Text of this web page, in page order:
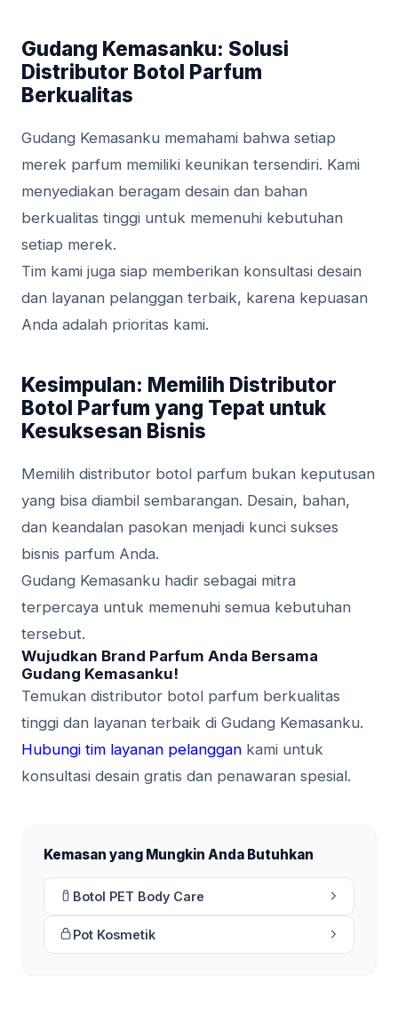
Gudang Kemasanku: Solusi
Distributor Botol Parfum
Berkualitas
Gudang Kemasanku memahami bahwa setiap
merek parfum memiliki keunikan tersendiri. Kami
menyediakan beragam desain dan bahan
berkualitas tinggi untuk memenuhi kebutuhan
setiap merek.
Tim kami juga siap memberikan konsultasi desain
dan layanan pelanggan terbaik, karena kepuasan
Anda adalah prioritas kami.
Kesimpulan: Memilih Distributor
Botol Parfum yang Tepat untuk
Kesuksesan Bisnis
Memilih distributor botol parfum bukan keputusan
yang bisa diambil sembarangan. Desain, bahan,
dan keandalan pasokan menjadi kunci sukses
bisnis parfum Anda.
Gudang Kemasanku hadir sebagai mitra
terpercaya untuk memenuhi semua kebutuhan
tersebut.
Wujudkan Brand Parfum Anda Bersama
Gudang Kemasanku!
Temukan distributor botol parfum berkualitas
tinggi dan layanan terbaik di Gudang Kemasanku.
Hubungi tim layanan pelanggan kami untuk
konsultasi desain gratis dan penawaran spesial.
Kemasan yang Mungkin Anda Butuhkan
Botol PET Body Care
Pot Kosmetik